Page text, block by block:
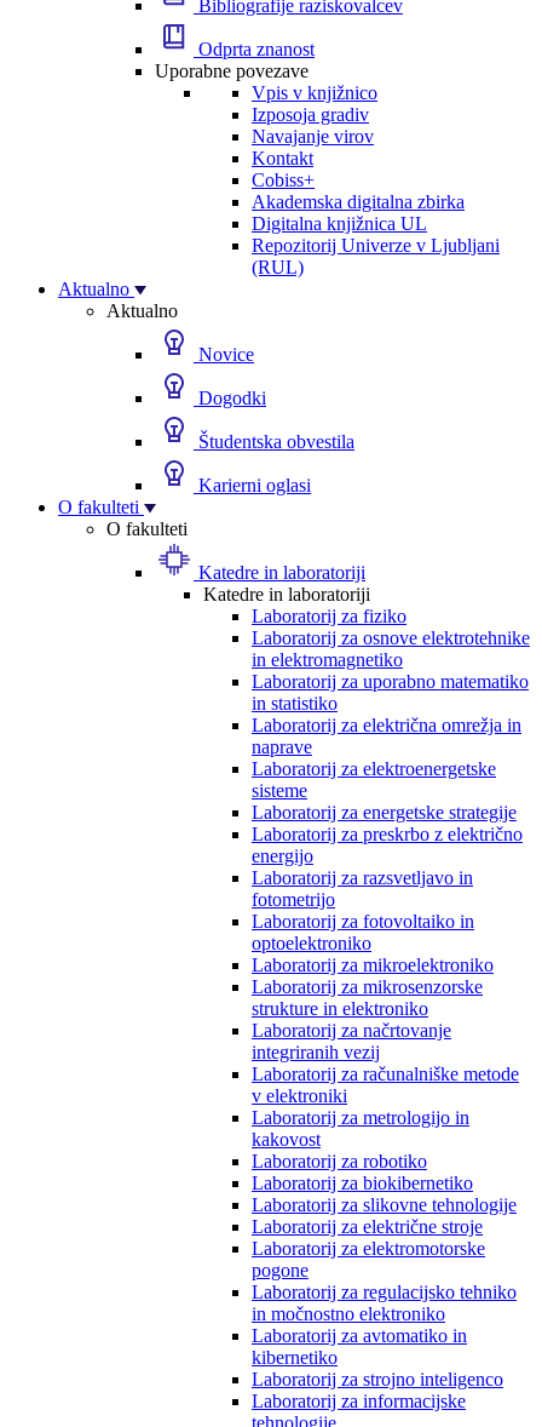
Bibliografije raziskovalcev
Odprta znanost
Uporabne povezave
Vpis v knjižnico
Izposoja gradiv
Navajanje virov
Kontakt
Cobiss+
Akademska digitalna zbirka
Digitalna knjižnica UL
Repozitorij Univerze v Ljubljani
(RUL)
Aktualno
Aktualno
Novice
Dogodki
Študentska obvestila
Karierni oglasi
O fakulteti
O fakulteti
Katedre in laboratoriji
Katedre in laboratoriji
Laboratorij za fiziko
Laboratorij za osnove elektrotehnike
in elektromagnetiko
Laboratorij za uporabno matematiko
in statistiko
Laboratorij za električna omrežja in
naprave
Laboratorij za elektroenergetske
sisteme
Laboratorij za energetske strategije
Laboratorij za preskrbo z električno
energijo
Laboratorij za razsvetljavo in
fotometrijo
Laboratorij za fotovoltaiko in
optoelektroniko
Laboratorij za mikroelektroniko
Laboratorij za mikrosenzorske
strukture in elektroniko
Laboratorij za načrtovanje
integriranih vezij
Laboratorij za računalniške metode
v elektroniki
Laboratorij za metrologijo in
kakovost
Laboratorij za robotiko
Laboratorij za biokibernetiko
Laboratorij za slikovne tehnologije
Laboratorij za električne stroje
Laboratorij za elektromotorske
pogone
Laboratorij za regulacijsko tehniko
in močnostno elektroniko
Laboratorij za avtomatiko in
kibernetiko
Laboratorij za strojno inteligenco
Laboratorij za informacijske
tehnologije